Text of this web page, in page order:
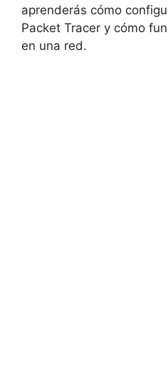
aprenderás cómo
Packet Tracer y cómo
en una red.